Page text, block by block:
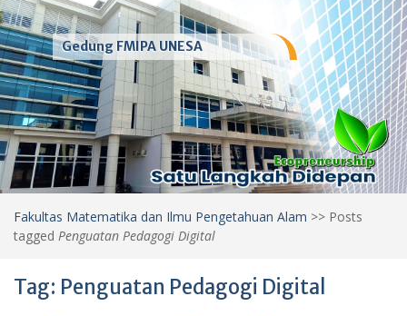
Gedung FMIPA UNESA
Fakultas Matematika dan Ilmu Pengetahuan Alam >> Posts
tagged Penguatan Pedagogi Digital
Tag: Penguatan Pedagogi Digital